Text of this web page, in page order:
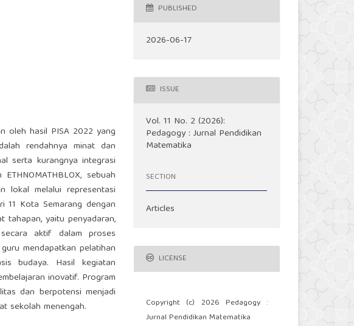
oleh hasil PISA 2022 yang
rendahnya minat dan
serta kurangnya integrasi
sebuah
lokal melalui representasi
11 Kota Semarang dengan
tahapan, yaitu penyadaran,
aktif dalam proses
mendapatkan pelatihan
budaya. Hasil kegiatan
inovatif. Program
dan berpotensi menjadi
sekolah menengah.
PUBLISHED
2026-06-17
ISSUE
Vol. 11 No. 2 (2026):
Pedagogy : Jurnal Pendidikan
Matematika
SECTION
Articles
LICENSE
Copyright (c) 2026 Pedagogy :
Jurnal Pendidikan Matematika